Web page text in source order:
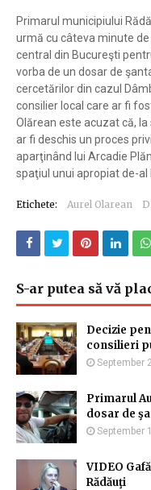
Primarul municipiului
urmă cu câteva minute de
central din Bucureşti
vorba de un dosar de
cercetărilor din cazul
consilier local care ar fi
Olărean este acuzat că,
ar fi deschis un proces
aparţinând lui Arcadie
spaţiul unui apropiat de-al
Etichete: Aurel Olarean
S-ar putea să vă
Decizie
consilieri
September
Primarul
dosar de
September
VIDEO
Rădăuţi